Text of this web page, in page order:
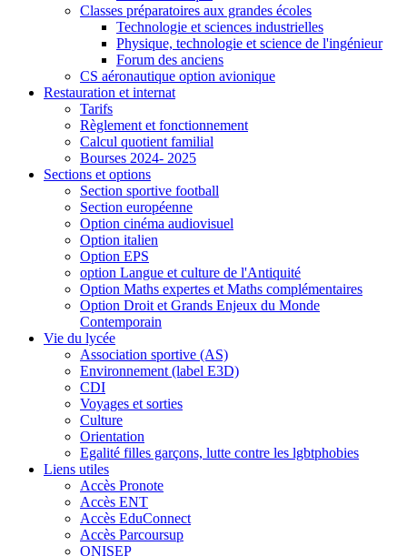
Classes préparatoires aux grandes écoles
Technologie et sciences industrielles
Physique, technologie et science de l'ingénieur
Forum des anciens
CS aéronautique option avionique
Restauration et internat
Tarifs
Règlement et fonctionnement
Calcul quotient familial
Bourses 2024- 2025
Sections et options
Section sportive football
Section européenne
Option cinéma audiovisuel
Option italien
Option EPS
option Langue et culture de l'Antiquité
Option Maths expertes et Maths complémentaires
Option Droit et Grands Enjeux du Monde
Contemporain
Vie du lycée
Association sportive (AS)
Environnement (label E3D)
CDI
Voyages et sorties
Culture
Orientation
Egalité filles garçons, lutte contre les lgbtphobies
Liens utiles
Accès Pronote
Accès ENT
Accès EduConnect
Accès Parcoursup
ONISEP